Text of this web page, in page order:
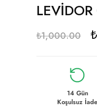
₺1,000.00 ₺
14 Gün
Koşulsuz İade